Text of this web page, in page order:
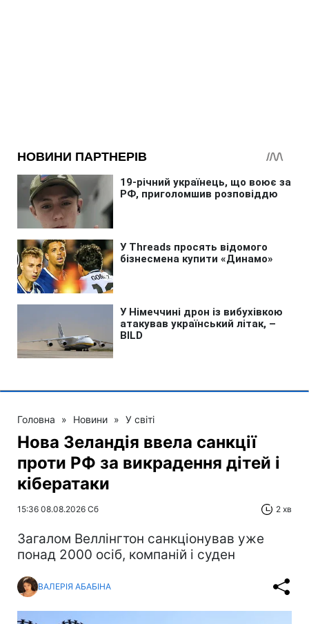
Головна » Новини » У світі
Нова Зеландія ввела санкції
проти РФ за викрадення дітей і
кібератаки
15:36 08.08.2026 Сб 2 хв
Загалом Веллінгтон санкціонував уже
понад 2000 осіб, компаній і суден
ВАЛЕРІЯ АБАБІНА